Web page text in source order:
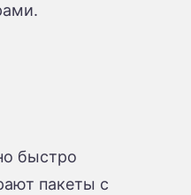
быстро
пакеты с